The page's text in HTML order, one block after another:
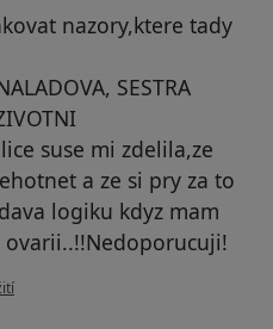
nazory,ktere tady
SESTRA
suse mi zdelila,ze
a ze si pry za to
logiku kdyz mam
ovarii..!!Nedoporucuji!
Váš účet byl odstraněn